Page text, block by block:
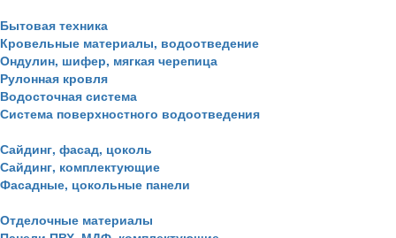
Бытовая техника
Кровельные материалы, водоотведение
Ондулин, шифер, мягкая черепица
Рулонная кровля
Водосточная система
Система поверхностного водоотведения
Сайдинг, фасад, цоколь
Сайдинг, комплектующие
Фасадные, цокольные панели
Отделочные материалы